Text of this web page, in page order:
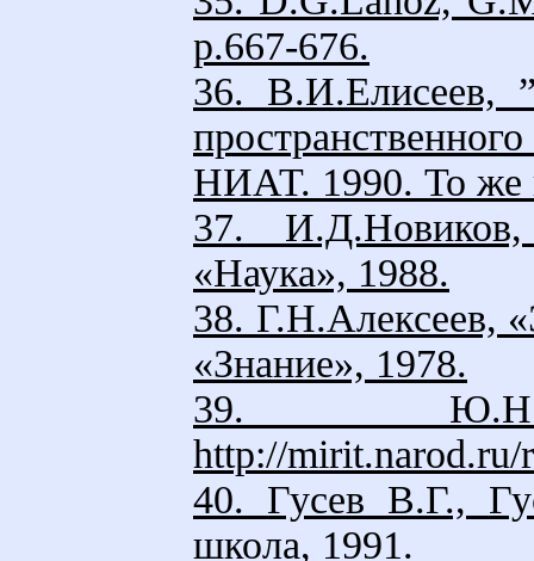
p.667-676.
36. В.И.Елисеев,
НИАТ. 1990. То же
37.
«Наука», 1988.
38. Г.Н.Алексеев,
«Знание», 1978.
39.
http://
40. Гусев В.Г.,
школа, 1991.